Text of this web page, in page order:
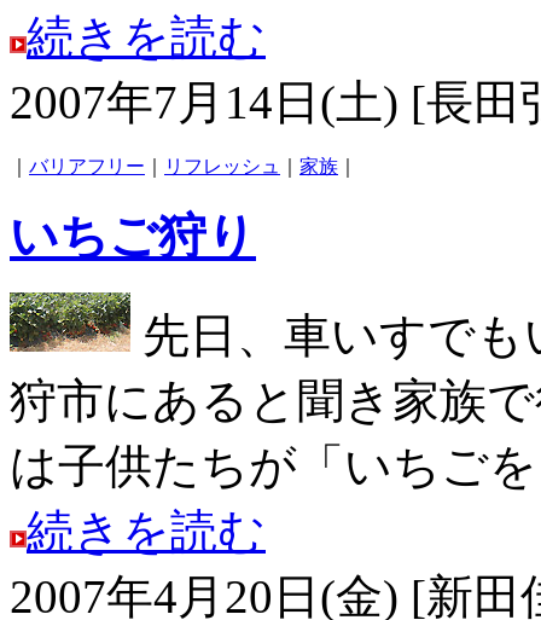
続きを読む
2007年7月14日(土) [長田
バリアフリー リフレッシュ 家族
いちご狩り
先日、車いすで
狩市にあると聞き家族
は子供たちが「いちご
続きを読む
2007年4月20日(金) [新田